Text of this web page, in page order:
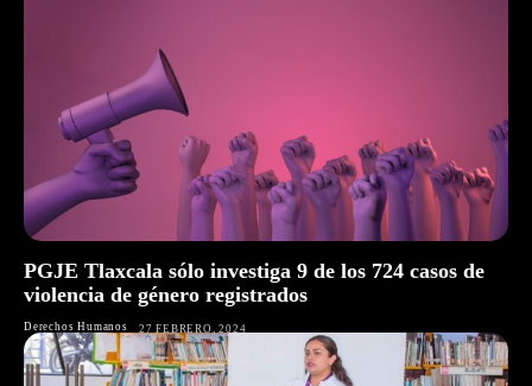
PGJE Tlaxcala sólo investiga 9 de los 724 casos de
violencia de género registrados
Derechos Humanos 27 FEBRERO, 2024